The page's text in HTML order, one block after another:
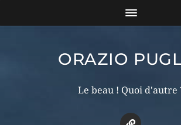
ORAZIO
Le beau ! Quoi d'autre